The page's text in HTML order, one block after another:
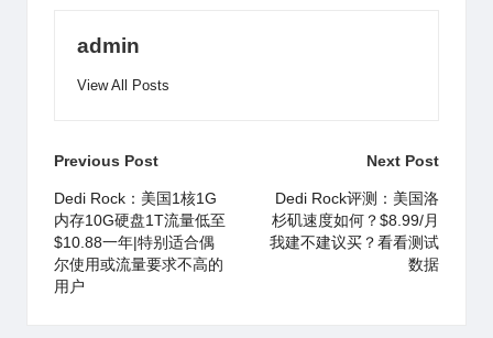
admin
View All Posts
Post
navigation
Previous Post
Dedi Rock：美国1核1G
内存10G硬盘1T流量低至
$10.88一年|特别适合偶
尔使用或流量要求不高的
用户
Next Post
Dedi Rock评测：美国洛
杉矶速度如何？$8.99/月
我建不建议买？看看测试
数据